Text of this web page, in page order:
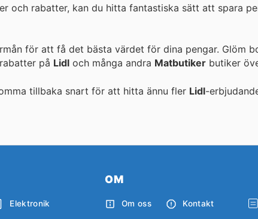
och rabatter, kan du hitta fantastiska sätt att spara
för att få det bästa värdet för dina pengar. Glöm
på Lidl och många andra Matbutiker butiker
tillbaka snart för att hitta ännu fler Lidl-
Elektronik
OM
Om oss Kontakt